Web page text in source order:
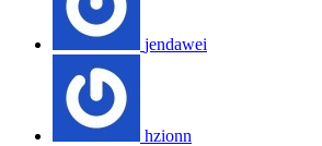
jendawei
hzionn